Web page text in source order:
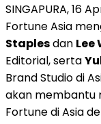
SINGAPURA,16
Fortune Asia
Staplesdan Lee
Editorial, serta
Brand Studio di
akan
Fortune di Asia